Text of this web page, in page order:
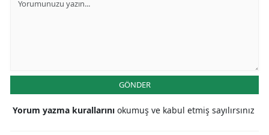
GÖNDER
Yorum yazma kurallarını okumuş ve kabul etmiş sayılırsınız